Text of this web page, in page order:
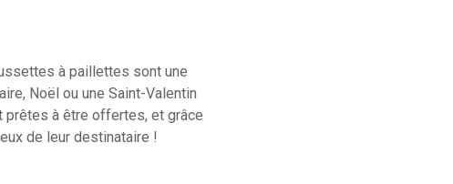
à paillettes sont une
Noël ou une Saint-Valentin
prêtes à être offertes, et grâce
de leur destinataire !